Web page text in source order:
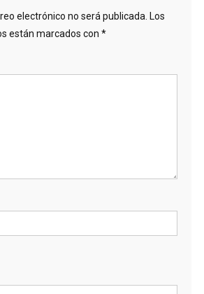
electrónico no será publicada. Los
están marcados con *